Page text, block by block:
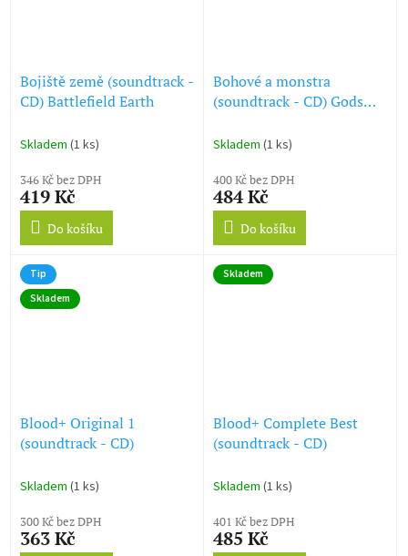
Bojiště země (soundtrack -
CD) Battlefield Earth
Skladem (1 ks)
346 Kč bez DPH
419 Kč
Do košíku
Bohové a monstra
(soundtrack - CD) Gods
Skladem (1 ks)
400 Kč bez DPH
484 Kč
Do košíku
Tip
Skladem
Blood+ Original 1
(soundtrack - CD)
Skladem (1 ks)
300 Kč bez DPH
363 Kč
Skladem
Blood+ Complete Best
(soundtrack - CD)
Skladem (1 ks)
401 Kč bez DPH
485 Kč